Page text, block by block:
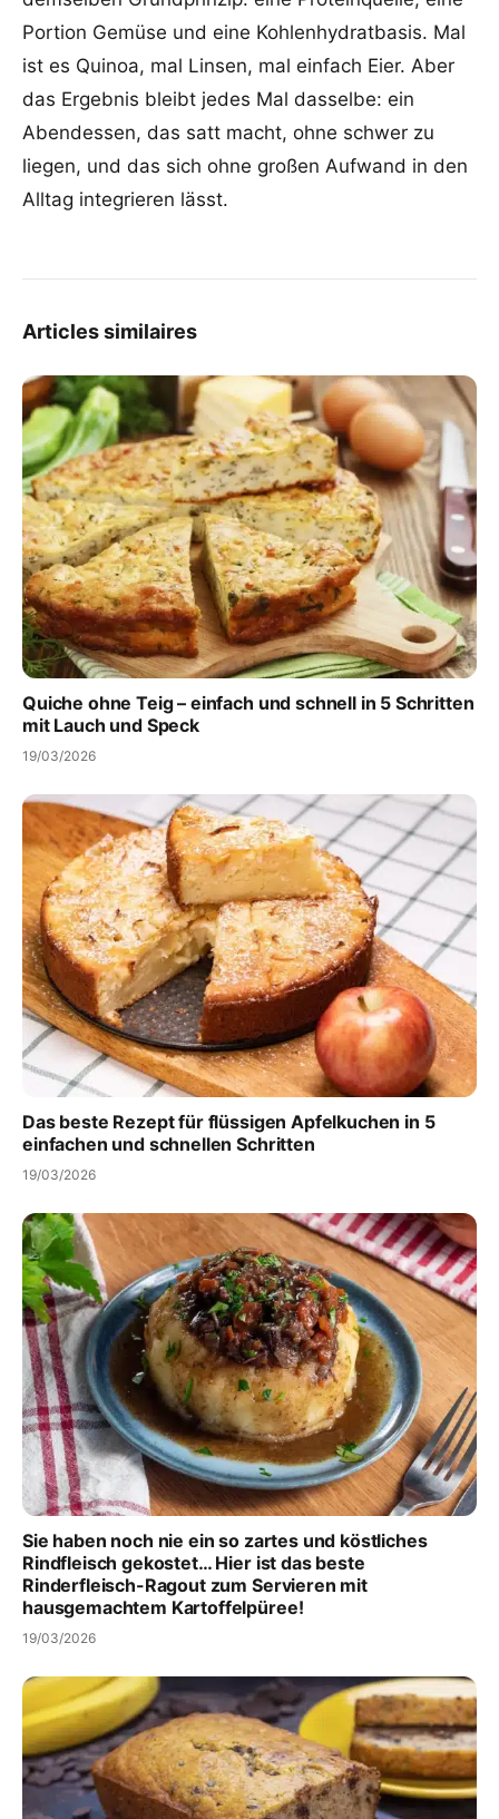
Portion Gemüse und eine Kohlenhydratbasis. Mal
ist es Quinoa, mal Linsen, mal einfach Eier. Aber
das Ergebnis bleibt jedes Mal dasselbe: ein
Abendessen, das satt macht, ohne schwer zu
liegen, und das sich ohne großen Aufwand in den
Alltag integrieren lässt.
Articles similaires
Quiche ohne Teig – einfach und schnell in 5 Schritten
mit Lauch und Speck
19/03/2026
Das beste Rezept für flüssigen Apfelkuchen in 5
einfachen und schnellen Schritten
19/03/2026
Sie haben noch nie ein so zartes und köstliches
Rindfleisch gekostet… Hier ist das beste
Rinderfleisch-Ragout zum Servieren mit
hausgemachtem Kartoffelpüree!
19/03/2026